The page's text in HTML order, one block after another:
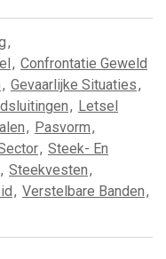
,
, Confrontatie Geweld
, Gevaarlijke Situaties,
, Letsel
, Pasvorm,
, Steek- En
, Steekvesten,
, Verstelbare Banden,